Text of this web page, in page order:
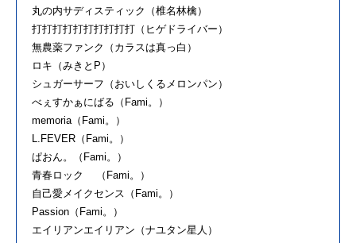
丸の内サディスティック（椎名林檎）
打打打打打打打打打打（ヒゲドライバー）
無農薬ファンク（カラスは真っ白）
ロキ（みきとP）
シュガーサーフ（おいしくるメロンパン）
べぇすかぁにばる（Fami。）
memoria（Fami。）
L.FEVER（Fami。）
ぱおん。（Fami。）
青春ロック （Fami。）
自己愛メイクセンス（Fami。）
Passion（Fami。）
エイリアンエイリアン（ナユタン星人）